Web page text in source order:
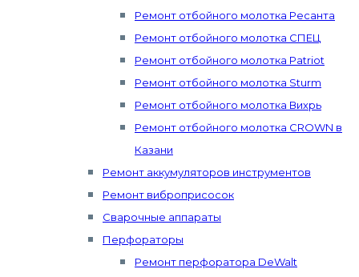
Ремонт отбойного молотка Ресанта
Ремонт отбойного молотка СПЕЦ
Ремонт отбойного молотка Patriot
Ремонт отбойного молотка Sturm
Ремонт отбойного молотка Вихрь
Ремонт отбойного молотка CROWN в
Казани
Ремонт аккумуляторов инструментов
Ремонт виброприсосок
Сварочные аппараты
Перфораторы
Ремонт перфоратора DeWalt